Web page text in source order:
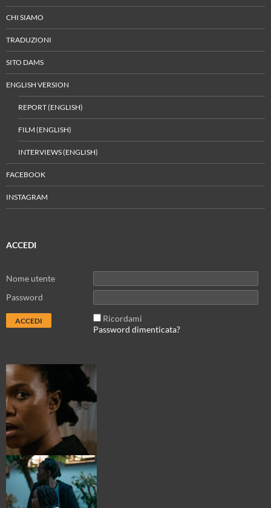
CHI SIAMO
TRADUZIONI
SITO DAMS
ENGLISH VERSION
REPORT (ENGLISH)
FILM (ENGLISH)
INTERVIEWS (ENGLISH)
FACEBOOK
INSTAGRAM
ACCEDI
Nome utente
Password
Ricordami
Password dimenticata?